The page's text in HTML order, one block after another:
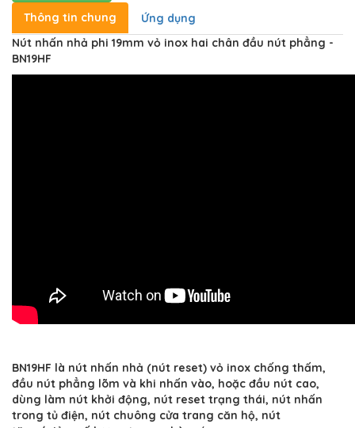
Thông tin chung
Ứng dụng
Nút nhấn nhả phi 19mm vỏ inox hai chân đầu nút phẳng -
BN19HF
BN19HF là nút nhấn nhả (nút reset) vỏ inox chống thấm,
đầu nút phẳng lõm và khi nhấn vào, hoặc đầu nút cao,
dùng làm nút khởi động, nút reset trạng thái, nút nhấn
trong tủ điện, nút chuông cửa trang căn hộ, nút